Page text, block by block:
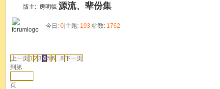
版主: 房明毓 源流、辈份集
今日: 0|主题: 193|帖数: 1762
上一页 1 2 3 45 6 ...8 下一页
到第
页